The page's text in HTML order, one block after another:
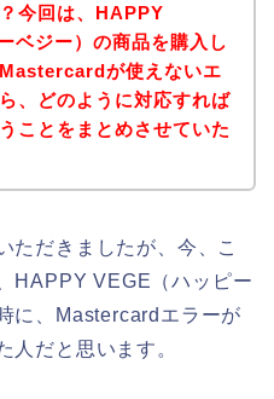
今回は、HAPPY
ベジー）の商品を購入し
が使えないエ
、どのように対応すれば
ことをまとめさせていた
ただきましたが、今、こ
HAPPY VEGE（ハッピー
に、Mastercardエラーが
人だと思います。